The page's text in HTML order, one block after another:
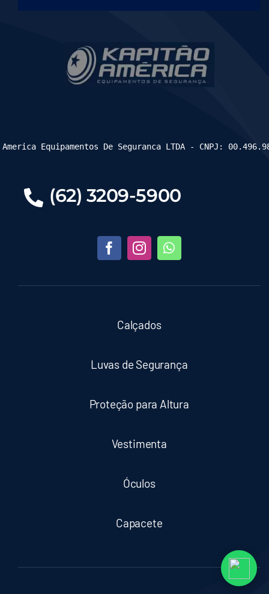
(62) 3209-5900
Calçados
Luvas de Segurança
Proteção para Altura
Vestimenta
Óculos
Capacete
Equipamentos De Seguranca LTDA - CNPJ: